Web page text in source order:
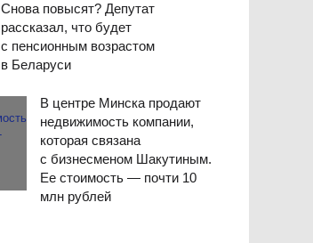
Снова повысят? Депутат
рассказал, что будет
с пенсионным возрастом
в Беларуси
В центре Минска продают
недвижимость компании,
которая связана
с бизнесменом Шакутиным.
Ее стоимость — почти 10
млн рублей